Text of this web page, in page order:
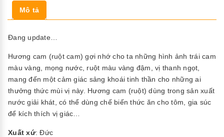
Mô tả
Đang update…
Hương cam (ruột cam) gợi nhớ cho ta những hình ảnh trái cam
màu vàng, mọng nước, ruột màu vàng đậm, vị thanh ngọt,
mang đến một cảm giác sảng khoái tinh thần cho những ai
thưởng thức mùi vị này. Hương cam (ruột) dùng trong sản xuất
nước giải khát, có thể dùng chế biến thức ăn cho tôm, gia súc
để kích thích vị giác…
Xuất xứ: Đức